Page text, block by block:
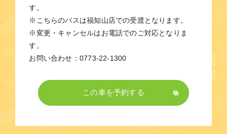
す。
※こちらのバスは福知山店での受渡となります。
※変更・キャンセルはお電話でのご対応となりま
す。
お問い合わせ：0773-22-1300
この車を予約する